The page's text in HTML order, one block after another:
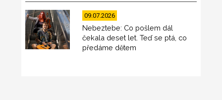
09.07.2026
Nebeztebe: Co pošlem dál
čekala deset let. Teď se ptá, co
předáme dětem